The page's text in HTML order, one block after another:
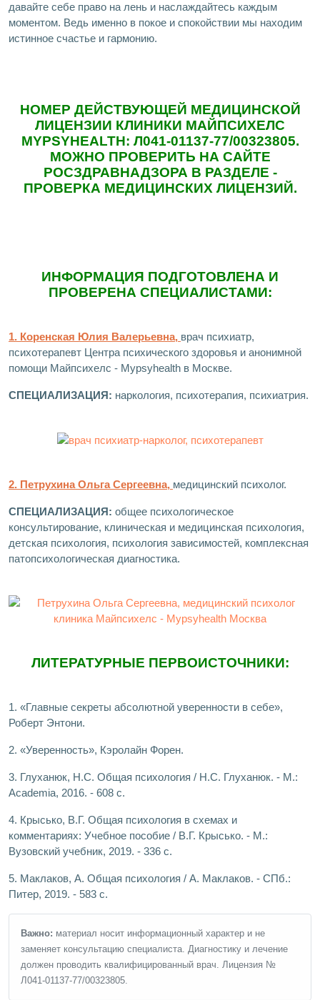
давайте себе право на лень и наслаждайтесь каждым
моментом. Ведь именно в покое и спокойствии мы находим
истинное счастье и гармонию.
НОМЕР ДЕЙСТВУЮЩЕЙ МЕДИЦИНСКОЙ
ЛИЦЕНЗИИ КЛИНИКИ МАЙПСИХЕЛС
MYPSYHEALTH: Л041-01137-77/00323805.
МОЖНО ПРОВЕРИТЬ НА САЙТЕ
РОСЗДРАВНАДЗОРА В РАЗДЕЛЕ -
ПРОВЕРКА МЕДИЦИНСКИХ ЛИЦЕНЗИЙ.
ИНФОРМАЦИЯ ПОДГОТОВЛЕНА И
ПРОВЕРЕНА СПЕЦИАЛИСТАМИ:
1. Коренская Юлия Валерьевна, врач психиатр,
психотерапевт Центра психического здоровья и анонимной
помощи Майпсихелс - Mypsyhealth в Москве.
СПЕЦИАЛИЗАЦИЯ: наркология, психотерапия, психиатрия.
2. Петрухина Ольга Сергеевна, медицинский психолог.
СПЕЦИАЛИЗАЦИЯ: общее психологическое
консультирование, клиническая и медицинская психология,
детская психология, психология зависимостей, комплексная
патопсихологическая диагностика.
ЛИТЕРАТУРНЫЕ ПЕРВОИСТОЧНИКИ:
1. «Главные секреты абсолютной уверенности в себе»,
Роберт Энтони.
2. «Уверенность», Кэролайн Форен.
3. Глуханюк, Н.С. Общая психология / Н.С. Глуханюк. - М.:
Academia, 2016. - 608 c.
4. Крысько, В.Г. Общая психология в схемах и
комментариях: Учебное пособие / В.Г. Крысько. - М.:
Вузовский учебник, 2019. - 336 c.
5. Маклаков, А. Общая психология / А. Маклаков. - СПб.:
Питер, 2019. - 583 c.
Важно: материал носит информационный характер и не
заменяет консультацию специалиста. Диагностику и лечение
должен проводить квалифицированный врач. Лицензия №
Л041-01137-77/00323805.